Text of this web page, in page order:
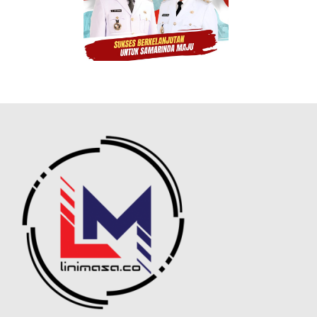
telah diprediksi sebelumnya, sehingga berbagai
langkah antisipatif telah disiapkan oleh KAI, termasuk
pengoperasian KA tambahan. Untuk memenuhi
“KAI terus berkomitmen memberikan pelayanan
terbaik kepada pelanggan, termasuk dengan menjaga
standar keselamatan, kenyamanan, dan ketepatan
waktu selama masa angkutan libur panjang ini,” tutup
Luqman.
Bagi masyarakat yang akan melakukan perjalanan
pada libur panjang akhir bulan ini dapat melakukan
pemesanan tiket melalui aplikasi Access by KAI atau
situs booking.kai.id.